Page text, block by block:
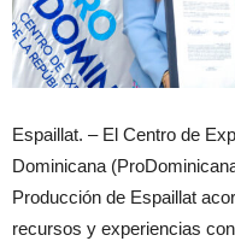
Espaillat. – El Centro de
Dominicana
Producción de Espaillat
recursos y experiencias